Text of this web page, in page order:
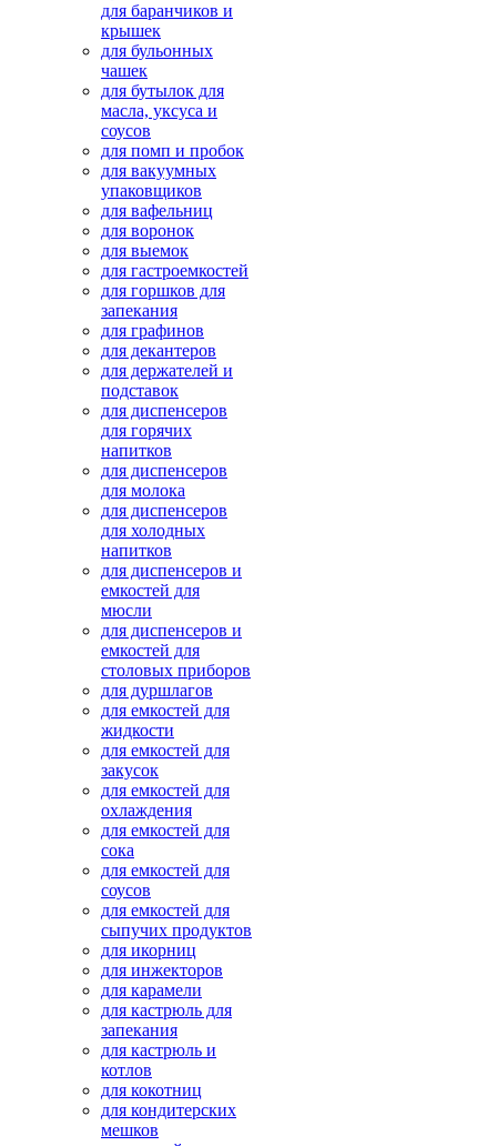
для баранчиков и
крышек
для бульонных
чашек
для бутылок для
масла, уксуса и
соусов
для помп и пробок
для вакуумных
упаковщиков
для вафельниц
для воронок
для выемок
для гастроемкостей
для горшков для
запекания
для графинов
для декантеров
для держателей и
подставок
для диспенсеров
для горячих
напитков
для диспенсеров
для молока
для диспенсеров
для холодных
напитков
для диспенсеров и
емкостей для
мюсли
для диспенсеров и
емкостей для
столовых приборов
для дуршлагов
для емкостей для
жидкости
для емкостей для
закусок
для емкостей для
охлаждения
для емкостей для
сока
для емкостей для
соусов
для емкостей для
сыпучих продуктов
для икорниц
для инжекторов
для карамели
для кастрюль для
запекания
для кастрюль и
котлов
для кокотниц
для кондитерских
мешков